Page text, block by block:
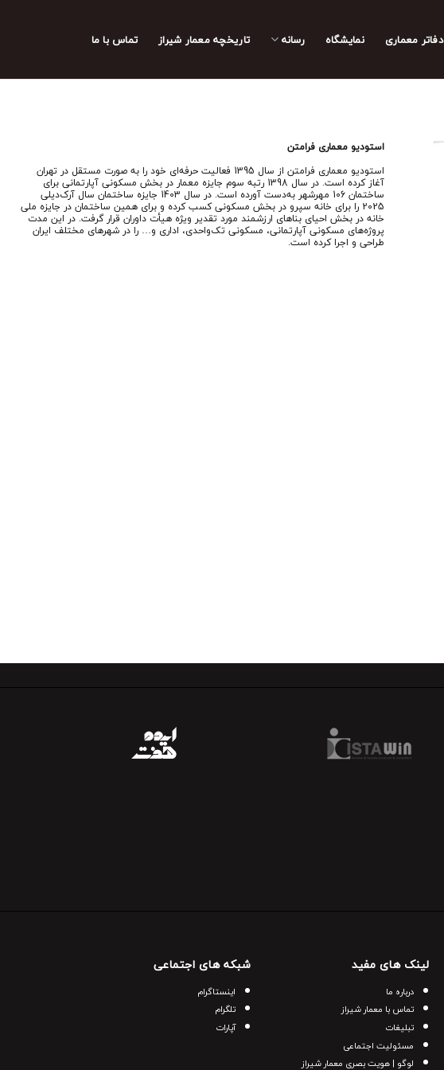
دفاتر معماری نمایشگاه رسانه تاریخچه معمار‌‌ شیراز تماس با ما
استودیو معماری فرامتن
استودیو معماری فرامتن از سال 1395 فعالیت حرفه‌ای خود را به صورت مستقل در تهران
آغاز کرده است. در سال 1398 رتبه سوم جایزه معمار در بخش مسکونی آپارتمانی برای
ساختمان 106 مهرشهر به‌دست آورده است. در سال 1403 جایزه ساختمان سال آرک‌دیلی
2025 را برای خانه سپرو در بخش مسکونی کسب کرده و برای همین ساختمان در جایزه ملی
خانه در بخش احیای بناهای ارزشمند مورد تقدیر ویژه هیأت داوران قرار گرفت. در این مدت
پروژه‌های مسکونی آپارتمانی، مسکونی تک‌واحدی، اداری و… را در شهرهای مختلف ایران
طراحی و اجرا کرده است.
لینک های مفید
درباره ما
تماس با معمار شیراز
تبلیغات
مسئولیت اجتماعی
لوگو | هویت بصری معمار شیراز
شبکه های اجتماعی
اینستاگرام
تلگرام
آپارات